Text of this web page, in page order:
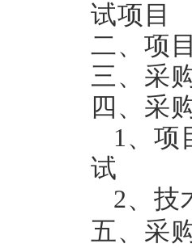
试项目
二、项
三、采
四、采
1、项
试
2、技
五、采